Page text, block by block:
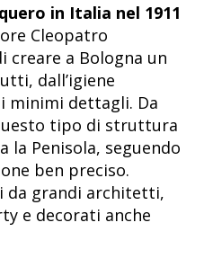
in Italia nel 1911
Cleopatro
creare a Bologna un
dall’igiene
minimi dettagli. Da
tipo di struttura
la Penisola, seguendo
ben preciso.
grandi architetti,
e decorati anche